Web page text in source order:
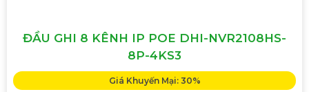
ĐẦU GHI 8 KÊNH IP POE DHI-NVR2108HS-
8P-4KS3
Giá Khuyến Mại: 30%